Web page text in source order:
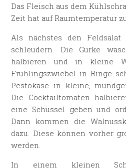
Das Fleisch aus dem
Zeit hat auf Raumtemperatur
Als nächstes den Feldsalat
schleudern. Die Gurke
halbieren und in kleine
Frühlingszwiebel in Ringe
Pestokäse in kleine,
Die Cocktailtomaten
eine Schüssel geben und
Dann kommen die
dazu. Diese können vorher
werden.
In einem kleinen